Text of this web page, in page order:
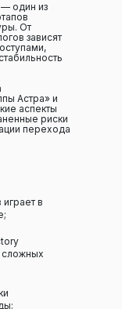
в
сложных
один из
От
зависят
Астра» и
аспекты
риски
перехода